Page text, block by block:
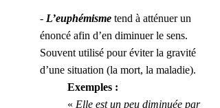
- L’euphémisme tend à atténuer un
énoncé afin d’en diminuer le sens.
Souvent utilisé pour éviter la gravité
d’une situation (la mort, la maladie).
Exemples :
« Elle est un peu diminuée par